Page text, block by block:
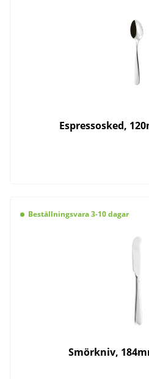
Espressosked,
Beställningsvara 3-10 dagar
Smörkniv,